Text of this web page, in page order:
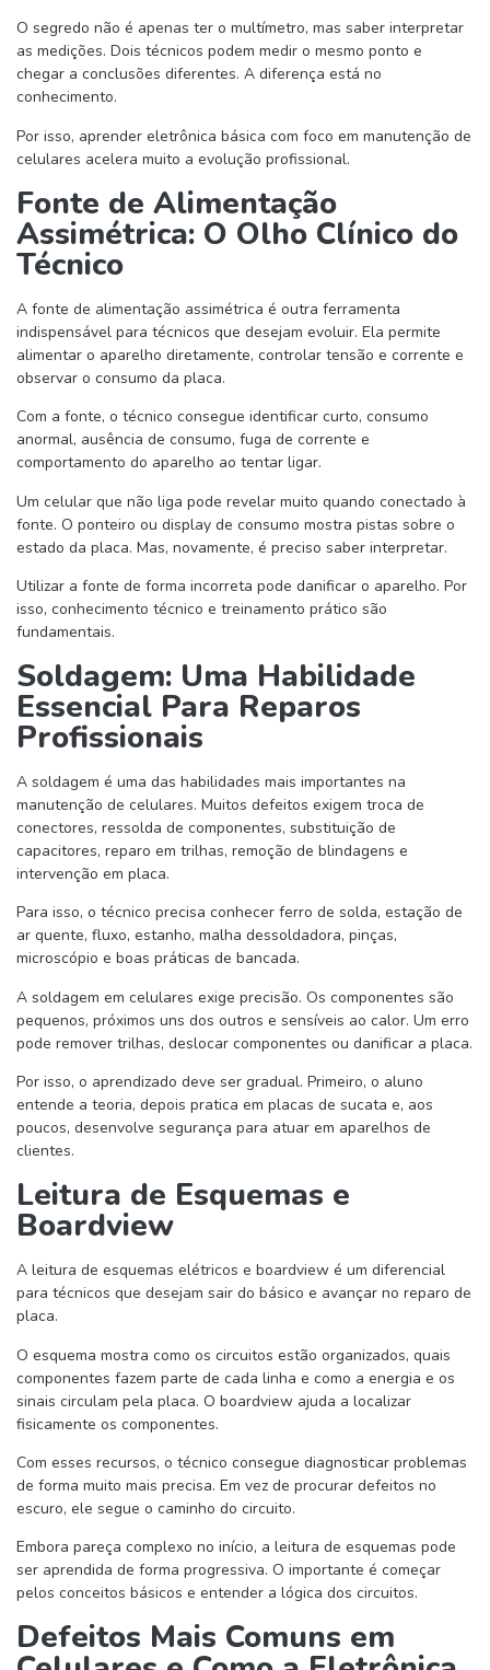
O segredo não é apenas ter o multímetro, mas saber interpretar
as medições. Dois técnicos podem medir o mesmo ponto e
chegar a conclusões diferentes. A diferença está no
conhecimento.
Por isso, aprender eletrônica básica com foco em manutenção de
celulares acelera muito a evolução profissional.
Fonte de Alimentação
Assimétrica: O Olho Clínico do
Técnico
A fonte de alimentação assimétrica é outra ferramenta
indispensável para técnicos que desejam evoluir. Ela permite
alimentar o aparelho diretamente, controlar tensão e corrente e
observar o consumo da placa.
Com a fonte, o técnico consegue identificar curto, consumo
anormal, ausência de consumo, fuga de corrente e
comportamento do aparelho ao tentar ligar.
Um celular que não liga pode revelar muito quando conectado à
fonte. O ponteiro ou display de consumo mostra pistas sobre o
estado da placa. Mas, novamente, é preciso saber interpretar.
Utilizar a fonte de forma incorreta pode danificar o aparelho. Por
isso, conhecimento técnico e treinamento prático são
fundamentais.
Soldagem: Uma Habilidade
Essencial Para Reparos
Profissionais
A soldagem é uma das habilidades mais importantes na
manutenção de celulares. Muitos defeitos exigem troca de
conectores, ressolda de componentes, substituição de
capacitores, reparo em trilhas, remoção de blindagens e
intervenção em placa.
Para isso, o técnico precisa conhecer ferro de solda, estação de
ar quente, fluxo, estanho, malha dessoldadora, pinças,
microscópio e boas práticas de bancada.
A soldagem em celulares exige precisão. Os componentes são
pequenos, próximos uns dos outros e sensíveis ao calor. Um erro
pode remover trilhas, deslocar componentes ou danificar a placa.
Por isso, o aprendizado deve ser gradual. Primeiro, o aluno
entende a teoria, depois pratica em placas de sucata e, aos
poucos, desenvolve segurança para atuar em aparelhos de
clientes.
Leitura de Esquemas e
Boardview
A leitura de esquemas elétricos e boardview é um diferencial
para técnicos que desejam sair do básico e avançar no reparo de
placa.
O esquema mostra como os circuitos estão organizados, quais
componentes fazem parte de cada linha e como a energia e os
sinais circulam pela placa. O boardview ajuda a localizar
fisicamente os componentes.
Com esses recursos, o técnico consegue diagnosticar problemas
de forma muito mais precisa. Em vez de procurar defeitos no
escuro, ele segue o caminho do circuito.
Embora pareça complexo no início, a leitura de esquemas pode
ser aprendida de forma progressiva. O importante é começar
pelos conceitos básicos e entender a lógica dos circuitos.
Defeitos Mais Comuns em